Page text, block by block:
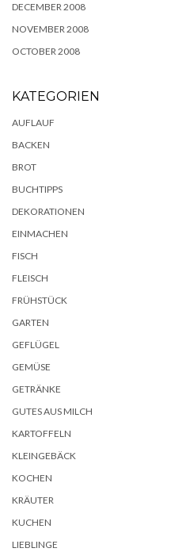
DECEMBER 2008
NOVEMBER 2008
OCTOBER 2008
KATEGORIEN
AUFLAUF
BACKEN
BROT
BUCHTIPPS
DEKORATIONEN
EINMACHEN
FISCH
FLEISCH
FRÜHSTÜCK
GARTEN
GEFLÜGEL
GEMÜSE
GETRÄNKE
GUTES AUS MILCH
KARTOFFELN
KLEINGEBÄCK
KOCHEN
KRÄUTER
KUCHEN
LIEBLINGE